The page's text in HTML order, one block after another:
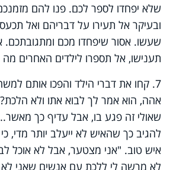
שלא יפחדו לספר לכם. פנו להם מזמנכם
ובעיקר אל תעירו על דבריהם ואל
שעשו. אסור שיפחדו מכם
תענישו, אל תספרו לילדים האחרים
7. קחו את דברי הילד והפכו אותם
אהה, הוא אמר לך לבוא אתו ולא
שאולי זה פגע בו, אבל עדיף כך
להגיב כך שהאיש לא ייעלב יותר מדי,
איש טוב. "אני מצטער, אבל לא אוכל
לא מרשה לי ללכת עם אנשים שאני לא